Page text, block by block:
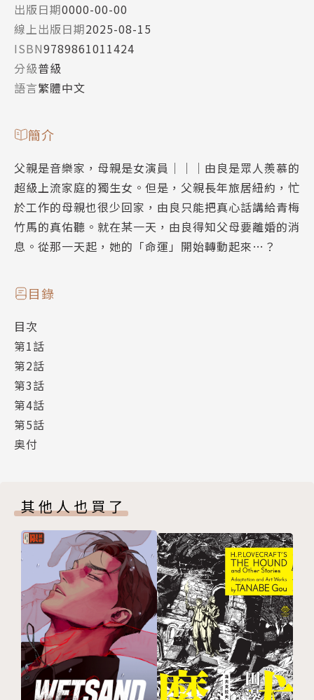
出版日期0000-00-00
線上出版日期2025-08-15
ISBN9789861011424
分級普級
語言繁體中文
簡介
父親是音樂家，母親是女演員│││由良是眾人羨慕的
超級上流家庭的獨生女。但是，父親長年旅居紐約，忙
於工作的母親也很少回家，由良只能把真心話講給青梅
竹馬的真佑聽。就在某一天，由良得知父母要離婚的消
息。從那一天起，她的「命運」開始轉動起來…？
目錄
目次
第1話
第2話
第3話
第4話
第5話
奥付
其他人也買了